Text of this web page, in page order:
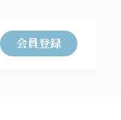
会員登録